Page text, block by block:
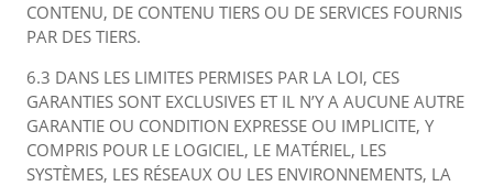
CONTENU, DE CONTENU TIERS OU DE SERVICES FOURNIS
PAR DES TIERS.
6.3 DANS LES LIMITES PERMISES PAR LA LOI, CES
GARANTIES SONT EXCLUSIVES ET IL N’Y A AUCUNE AUTRE
GARANTIE OU CONDITION EXPRESSE OU IMPLICITE, Y
COMPRIS POUR LE LOGICIEL, LE MATÉRIEL, LES
SYSTÈMES, LES RÉSEAUX OU LES ENVIRONNEMENTS, LA